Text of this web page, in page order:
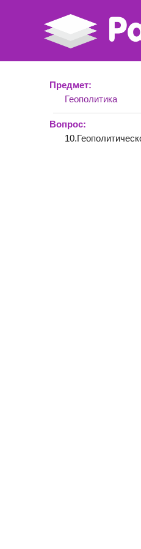
Предмет:
Геополитика
Вопрос: